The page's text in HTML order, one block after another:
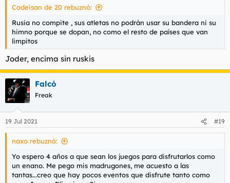
Codeisan de 20 rebuznó:
Rusia no compite , sus atletas no podrán usar su bandera ni su
himno porque se dopan, no como el resto de países que van
limpitos
Joder, encima sin ruskis
Falcó
Freak
19 Jul 2021 #19
naxo rebuznó:
Yo espero 4 años a que sean los juegos para disfrutarlos como
un enano. Me pego mis madrugones, me acuesto a las
tantas...creo que hay pocos eventos que disfrute tanto como